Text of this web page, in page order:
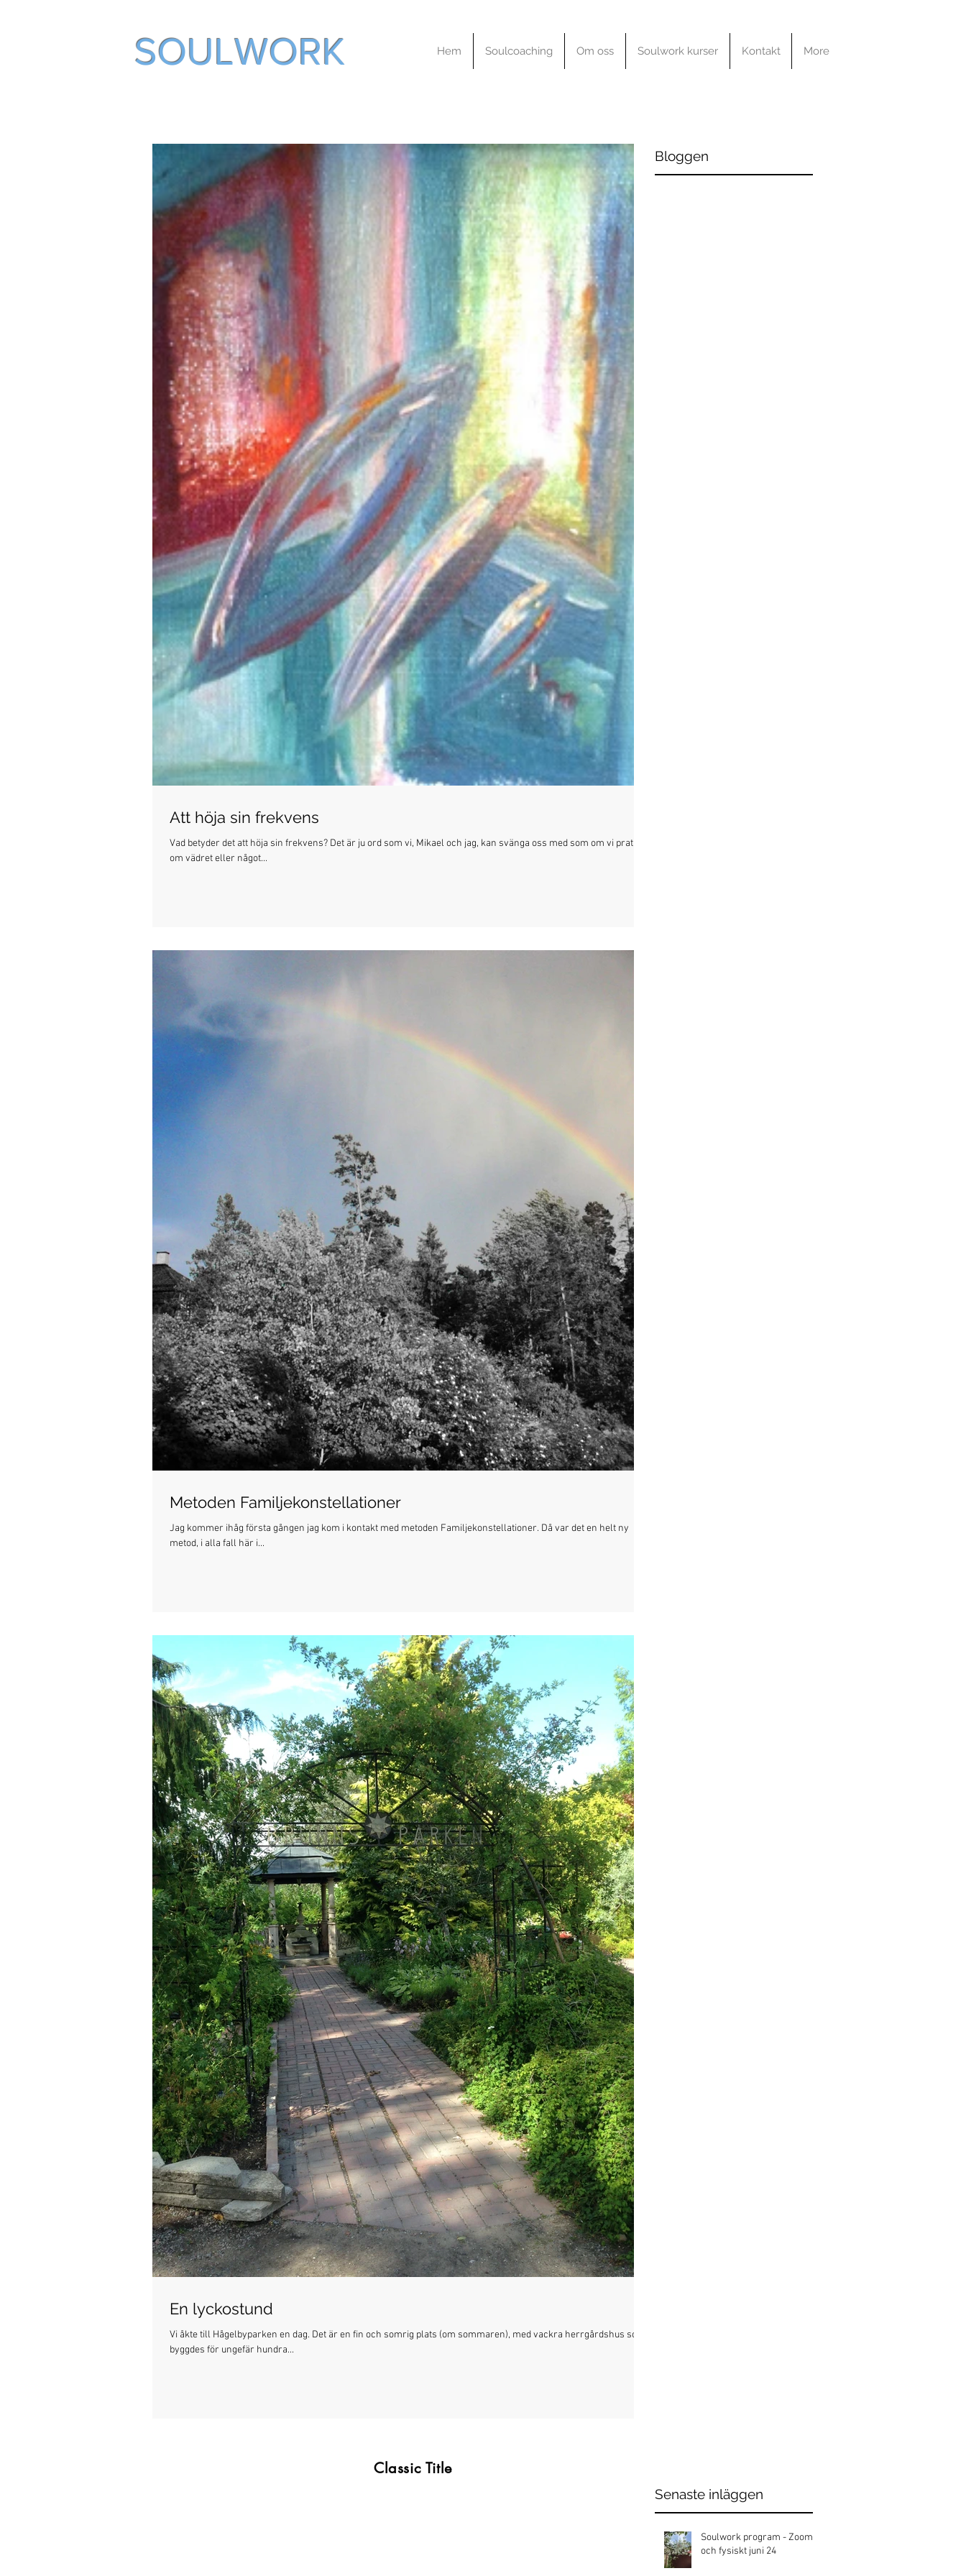
SOULWORK Hem Soulcoaching Om oss Soulwork kurser Kontakt More
Att höja sin frekvens
Vad betyder det att höja sin frekvens? Det är ju ord som vi, Mikael och jag, kan svänga oss med som om vi pratar
om vädret eller något...
Metoden Familjekonstellationer
Jag kommer ihåg första gången jag kom i kontakt med metoden Familjekonstellationer. Då var det en helt ny
metod, i alla fall här i...
En lyckostund
Vi åkte till Hågelbyparken en dag. Det är en fin och somrig plats (om sommaren), med vackra herrgårdshus som
byggdes för ungefär hundra...
Bloggen
Classic Title
Senaste inläggen
Soulwork program - Zoom
och fysiskt juni 24